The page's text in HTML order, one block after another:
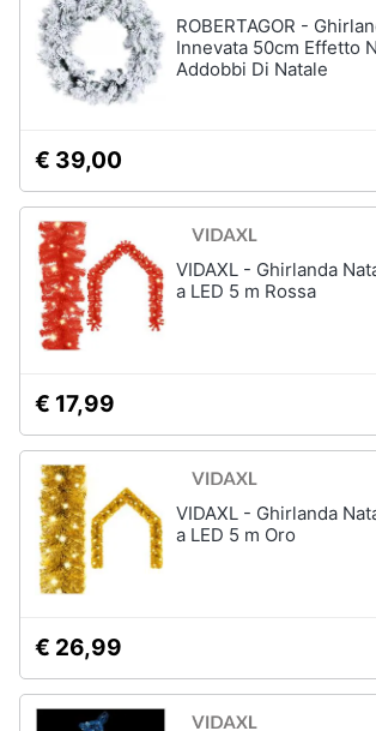
ROBERTAGOR -
Innevata 50cm Effetto
Addobbi Di Natale
€ 39,00
VIDAXL - Ghirlanda
a LED 5 m Rossa
€ 17,99
VIDAXL - Ghirlanda
a LED 5 m Oro
€ 26,99